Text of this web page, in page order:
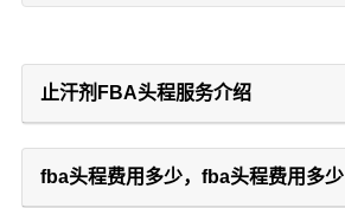
止汗剂FBA头程服务介绍
fba头程费用多少，fba头程费用多少